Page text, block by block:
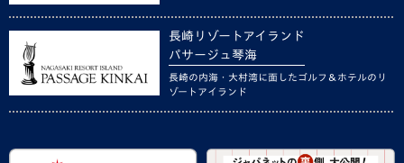
長崎リゾートアイランド
パサージュ琴海
長崎の内海・大村湾に面したゴルフ＆ホテルのリ
ゾートアイランド